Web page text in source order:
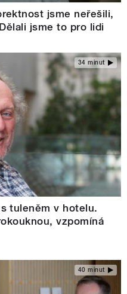
jsme neřešili,
jsme to pro lidi
34 minut
tuleněm v hotelu.
vzpomíná
40 minut